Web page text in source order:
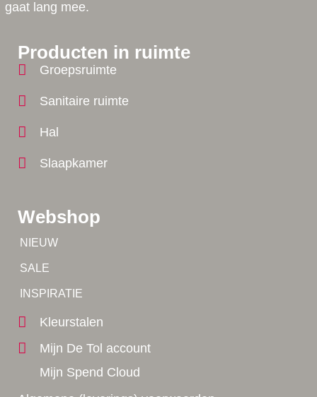
Webshop
NIEUW
SALE
INSPIRATIE
Kleurstalen
Mijn De Tol account
Mijn Spend Cloud
Producten in ruimte
Groepsruimte
Sanitaire ruimte
Hal
Slaapkamer
gaat lang mee.